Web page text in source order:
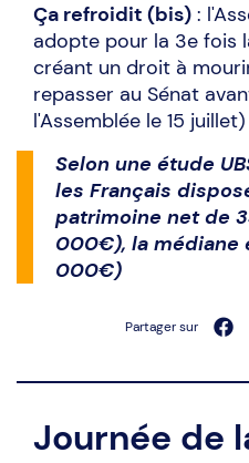
Ça refroidit (bis) :
adopte pour la 3e fois
créant un droit à
repasser au Sénat
l'Assemblée le 15 juillet)
Selon une étude
les Français
patrimoine net de
000€), la médiane
000€)
Partager sur
Journée de